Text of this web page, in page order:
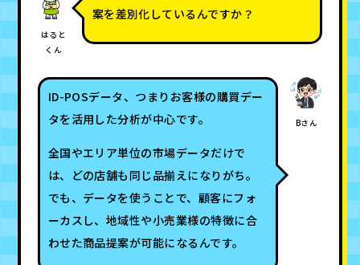
はると
くん
案を差別化しているんですか？
Bさん
ID-POSデータ、つまりお客様の購買デー
タを活用した分析が中心です。
全国やエリア単位の市場データだけで
は、どの店舗も同じ品揃えになりがち。
でも、データを使うことで、顧客にフォ
ーカスし、地域性や小売業様の特徴に合
わせた商品提案が可能になるんです。